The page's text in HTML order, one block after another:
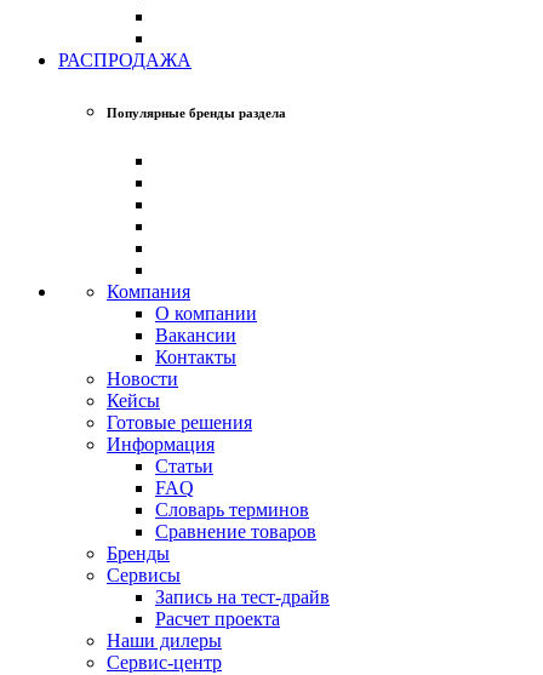
РАСПРОДАЖА
Популярные бренды раздела
Компания
О компании
Вакансии
Контакты
Новости
Кейсы
Готовые решения
Информация
Статьи
FAQ
Словарь терминов
Сравнение товаров
Бренды
Сервисы
Запись на тест-драйв
Расчет проекта
Наши дилеры
Сервис-центр